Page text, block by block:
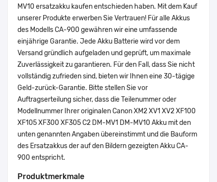
MV10 ersatzakku kaufen entschieden haben. Mit dem Kauf
unserer Produkte erwerben Sie Vertrauen! Für alle Akkus
des Modells CA-900 gewähren wir eine umfassende
einjährige Garantie. Jede Akku Batterie wird vor dem
Versand gründlich aufgeladen und geprüft, um maximale
Zuverlässigkeit zu garantieren. Für den Fall, dass Sie nicht
vollständig zufrieden sind, bieten wir Ihnen eine 30-tägige
Geld-zurück-Garantie. Bitte stellen Sie vor
Auftragserteilung sicher, dass die Teilenummer oder
Modellnummer Ihrer originalen Canon XM2 XV1 XV2 XF100
XF105 XF300 XF305 C2 DM-MV1 DM-MV10 Akku mit den
unten genannten Angaben übereinstimmt und die Bauform
des Ersatzakkus der auf den Bildern gezeigten Akku CA-
900 entspricht.
Produktmerkmale